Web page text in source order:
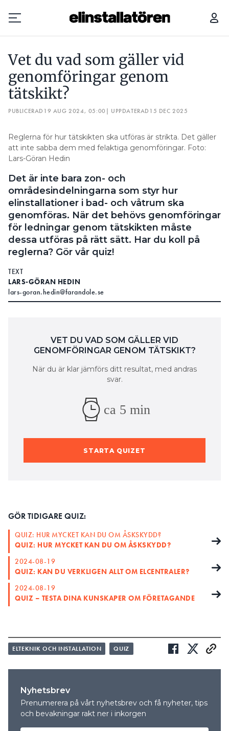
Prenumerera
Hantera prenumeration
Annonsera
Läs E-tidningen
Om tidningen
Kontakt
Personuppgifter
Search for:
SEARCH
Vet du vad som gäller vid
genomföringar genom
tätskikt?
PUBLICERAD 19 AUG 2024, 05:00 | UPPDATERAD 15 DEC 2025
Reglerna för hur tätskikten ska utföras är strikta. Det gäller
att inte sabba dem med felaktiga genomföringar. Foto:
Lars-Göran Hedin
Det är inte bara zon- och
områdesindelningarna som styr hur
elinstallationer i bad- och våtrum ska
genomföras. När det behövs genomföringar
för ledningar genom tätskikten måste
dessa utföras på rätt sätt. Har du koll på
reglerna? Gör vår quiz!
TEXT
LARS-GÖRAN HEDIN
lars-goran.hedin@farandole.se
VET DU VAD SOM GÄLLER VID
GENOMFÖRINGAR GENOM TÄTSKIKT?
När du är klar jämförs ditt resultat, med andras
svar.
ca 5 min
STARTA QUIZET
GÖR TIDIGARE QUIZ:
QUIZ: HUR MYCKET KAN DU OM ÅSKSKYDD?
QUIZ: HUR MYCKET KAN DU OM ÅSKSKYDD?
2024-08-19
QUIZ: KAN DU VERKLIGEN ALLT OM ELCENTRALER?
2024-08-19
QUIZ – TESTA DINA KUNSKAPER OM FÖRETAGANDE
ELTEKNIK OCH INSTALLATION QUIZ
Nyhetsbrev
Prenumerera på vårt nyhetsbrev och få nyheter, tips
och bevakningar rakt ner i inkorgen